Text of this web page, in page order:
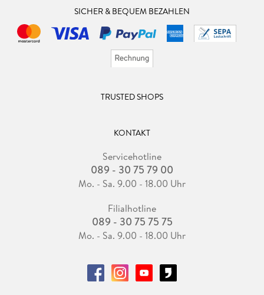
SICHER & BEQUEM BEZAHLEN
TRUSTED SHOPS
KONTAKT
Servicehotline
089 - 30 75 79 00
Mo. - Sa. 9.00 - 18.00 Uhr
Filialhotline
089 - 30 75 75 75
Mo. - Sa. 9.00 - 18.00 Uhr